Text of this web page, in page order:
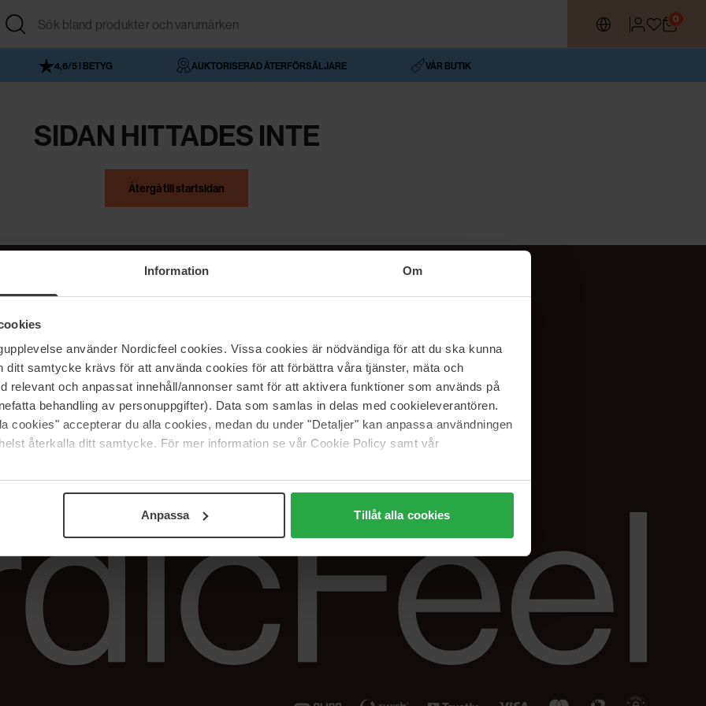
Information Om
använder Nordicfeel cookies. Vissa cookies är nödvändiga för att du ska kunna
ditt samtycke krävs för att använda cookies för att förbättra våra tjänster, mäta och
relevant och anpassat innehåll/annonser samt för att aktivera funktioner som används på
behandling av personuppgifter). Data som samlas in delas med cookieleverantören.
cookies" accepterar du alla cookies, medan du under "Detaljer" kan anpassa användningen
återkalla ditt samtycke. För mer information se vår Cookie Policy samt vår
Anpassa Tillåt alla cookies
0
4,6/5 I BETYG AUKTORISERAD ÅTERFÖRSÄLJARE VÅR BUTIK
SIDAN HITTADES INTE
Återgå till startsidan
NordicFeel
Vår butik
Våra varumärken
Jobba hos oss
Samarbeta med oss
The Beauty Edit
Hjälp
FAQ
Spåra min beställning
Returer &
reklamationer
Följ oss
Facebook
Instagram
Linkedin